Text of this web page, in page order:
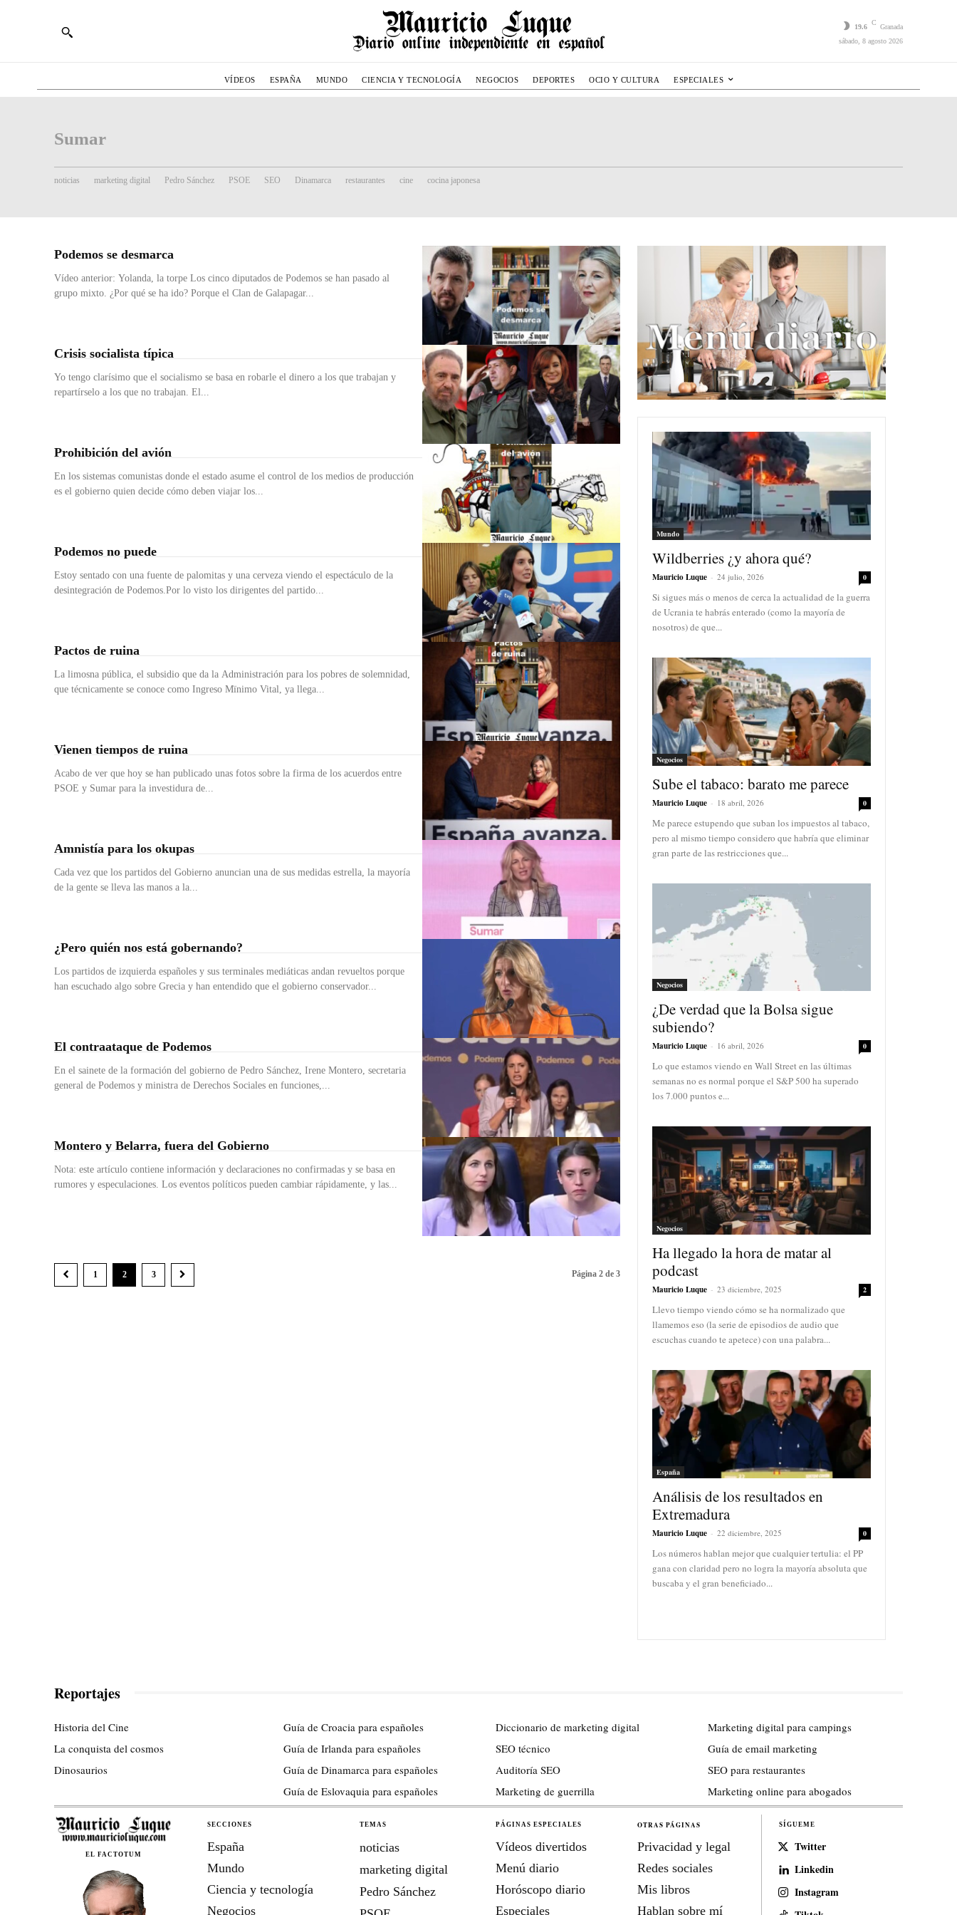
19.6
C
Granada
sábado, 8 agosto 2026
VÍDEOS ESPAÑA MUNDO CIENCIA Y TECNOLOGÍA NEGOCIOS DEPORTES OCIO Y CULTURA ESPECIALES
Sumar
noticias marketing digital Pedro Sánchez PSOE SEO Dinamarca restaurantes cine cocina japonesa
Podemos se desmarca
Vídeo anterior: Yolanda, la torpe Los cinco diputados de Podemos se han pasado al
grupo mixto. ¿Por qué se ha ido? Porque el Clan de Galapagar...
Crisis socialista típica
Yo tengo clarísimo que el socialismo se basa en robarle el dinero a los que trabajan y
repartírselo a los que no trabajan. El...
Prohibición del avión
En los sistemas comunistas donde el estado asume el control de los medios de producción
es el gobierno quien decide cómo deben viajar los...
Podemos no puede
Estoy sentado con una fuente de palomitas y una cerveza viendo el espectáculo de la
desintegración de Podemos.Por lo visto los dirigentes del partido...
Pactos de ruina
La limosna pública, el subsidio que da la Administración para los pobres de solemnidad,
que técnicamente se conoce como Ingreso Mïnimo Vital, ya llega...
Vienen tiempos de ruina
Acabo de ver que hoy se han publicado unas fotos sobre la firma de los acuerdos entre
PSOE y Sumar para la investidura de...
Amnistía para los okupas
Cada vez que los partidos del Gobierno anuncian una de sus medidas estrella, la mayoría
de la gente se lleva las manos a la...
¿Pero quién nos está gobernando?
Los partidos de izquierda españoles y sus terminales mediáticas andan revueltos porque
han escuchado algo sobre Grecia y han entendido que el gobierno conservador...
El contraataque de Podemos
En el sainete de la formación del gobierno de Pedro Sánchez, Irene Montero, secretaria
general de Podemos y ministra de Derechos Sociales en funciones,...
Montero y Belarra, fuera del Gobierno
Nota: este artículo contiene información y declaraciones no confirmadas y se basa en
rumores y especulaciones. Los eventos políticos pueden cambiar rápidamente, y las...
1 2 3 Página 2 de 3
Mundo
Wildberries ¿y ahora qué?
Mauricio Luque - 24 julio, 2026 0
Si sigues más o menos de cerca la actualidad de la guerra
de Ucrania te habrás enterado (como la mayoría de
nosotros) de que...
Negocios
Sube el tabaco: barato me parece
Mauricio Luque - 18 abril, 2026 0
Me parece estupendo que suban los impuestos al tabaco,
pero al mismo tiempo considero que habría que eliminar
gran parte de las restricciones que...
Negocios
¿De verdad que la Bolsa sigue
subiendo?
Mauricio Luque - 16 abril, 2026 0
Lo que estamos viendo en Wall Street en las últimas
semanas no es normal porque el S&P 500 ha superado
los 7.000 puntos e...
Negocios
Ha llegado la hora de matar al
podcast
Mauricio Luque - 23 diciembre, 2025 2
Llevo tiempo viendo cómo se ha normalizado que
llamemos eso (la serie de episodios de audio que
escuchas cuando te apetece) con una palabra...
España
Análisis de los resultados en
Extremadura
Mauricio Luque - 22 diciembre, 2025 0
Los números hablan mejor que cualquier tertulia: el PP
gana con claridad pero no logra la mayoría absoluta que
buscaba y el gran beneficiado...
Reportajes
Historia del Cine
La conquista del cosmos
Dinosaurios
Guía de Croacia para españoles
Guía de Irlanda para españoles
Guía de Dinamarca para españoles
Guía de Eslovaquia para españoles
Diccionario de marketing digital
SEO técnico
Auditoría SEO
Marketing de guerrilla
Marketing digital para campings
Guía de email marketing
SEO para restaurantes
Marketing online para abogados
EL FACTOTUM
SECCIONES
España
Mundo
Ciencia y tecnología
Negocios
TEMAS
noticias
marketing digital
Pedro Sánchez
PÁGINAS ESPECIALES
Vídeos divertidos
Menú diario
Horóscopo diario
Especiales
OTRAS PÁGINAS
Privacidad y legal
Redes sociales
Mis libros
Hablan sobre mí
SÍGUEME
Twitter
Linkedin
Instagram